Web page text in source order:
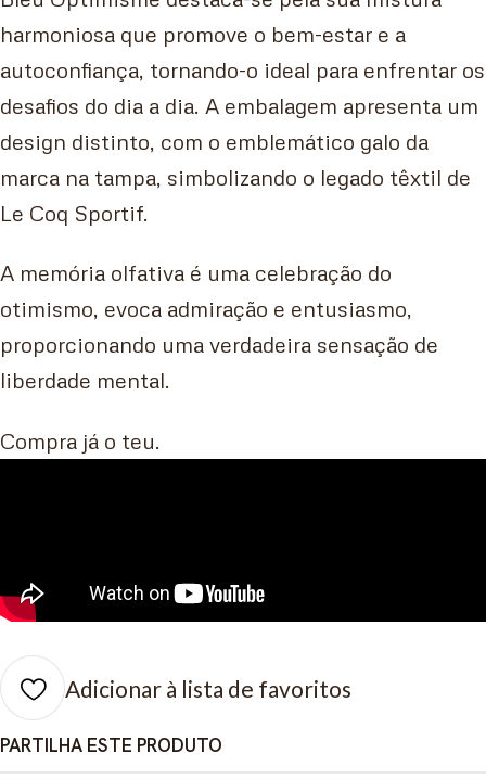
harmoniosa que promove o bem-estar e a
autoconfiança, tornando-o ideal para enfrentar os
desafios do dia a dia. A embalagem apresenta um
design distinto, com o emblemático galo da
marca na tampa, simbolizando o legado têxtil de
Le Coq Sportif.
A memória olfativa é uma celebração do
otimismo, evoca admiração e entusiasmo,
proporcionando uma verdadeira sensação de
liberdade mental.
Compra já o teu.
Adicionar à lista de favoritos
PARTILHA ESTE PRODUTO